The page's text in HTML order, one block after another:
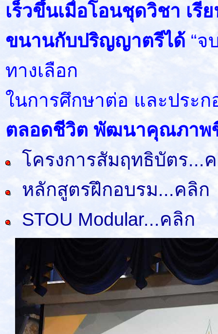
เร็วขึ้นเมื่อโอนชุดวิชา เรี
ขนานกับปริญญาตรีได้“จ
ทางเลือก
ในการศึกษาต่อ และประ
ตลอดชีวิต พัฒนาคุณภาพ
โครงการสัมฤทธิบัตร...
หลักสูตรฝึกอบรม...คลิก
STOU Modular...คลิก